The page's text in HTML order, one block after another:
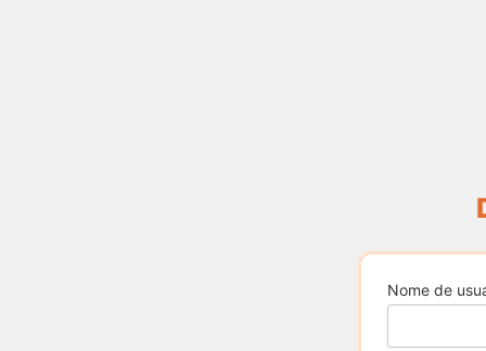
Nome de